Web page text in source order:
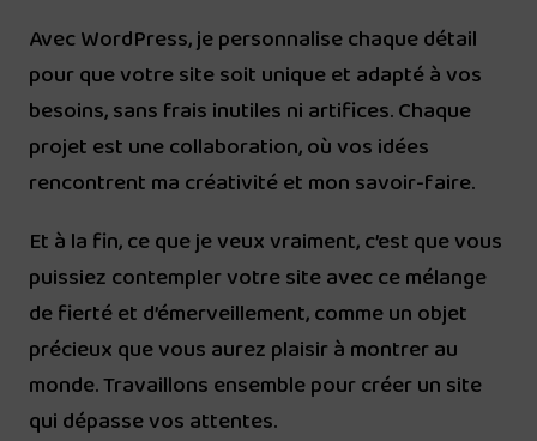
Avec WordPress, je personnalise chaque détail
pour que votre site soit unique et adapté à vos
besoins, sans frais inutiles ni artifices. Chaque
projet est une collaboration, où vos idées
rencontrent ma créativité et mon savoir-faire.
Et à la fin, ce que je veux vraiment, c’est que vous
puissiez contempler votre site avec ce mélange
de fierté et d’émerveillement, comme un objet
précieux que vous aurez plaisir à montrer au
monde. Travaillons ensemble pour créer un site
qui dépasse vos attentes.